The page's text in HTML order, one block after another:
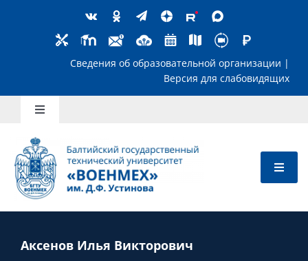
Сведения об образовательной
Toggle
Школьникам
Абитуриентам
Аксенов Илья Викторович